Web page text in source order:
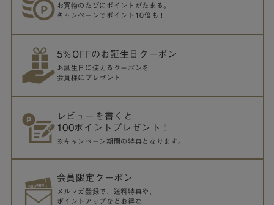
お買物のたびにポイントがたまる。
キャンペーンでポイント10倍も！
5％OFFのお誕生日クーポン
お誕生日に使えるクーポンを
会員様にプレゼント
レビューを書くと
100ポイントプレゼント！
※キャンペーン期間の特典となります。
会員限定クーポン
メルマガ登録で、送料特典や、
ポイントアップなどお得な